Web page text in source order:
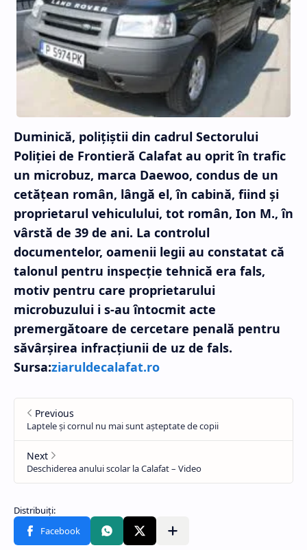
Duminică, poliţiştii din cadrul Sectorului
Poliţiei de Frontieră Calafat au oprit în trafic
un microbuz, marca Daewoo, condus de un
cetăţean român, lângă el, în cabină, fiind şi
proprietarul vehiculului, tot român, Ion M., în
vârstă de 39 de ani. La controlul
documentelor, oamenii legii au constatat că
talonul pentru inspecţie tehnică era fals,
motiv pentru care proprietarului
microbuzului i s-au întocmit acte
premergătoare de cercetare penală pentru
săvârşirea infracţiunii de uz de fals.
Sursa:ziaruldecalafat.ro